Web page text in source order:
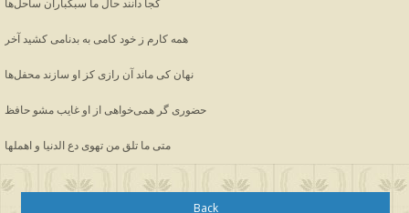
کجا دانند حال ما سبکباران ساحل‌ها
همه کارم ز خود کامی به بدنامی کشید آخر
نهان کی ماند آن رازی کز او سازند محفل‌ها
حضوری گر همی‌خواهی از او غایب مشو حافظ
متی ما تلق من تهوی دع الدنیا و اهملها
Back